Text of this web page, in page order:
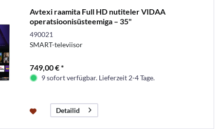
Avtexi raamita Full HD nutiteler VIDAA
operatsioonisüsteemiga – 35"
490021
SMART-televiisor
749,00 € *
9 sofort verfügbar. Lieferzeit 2-4 Tage.
Detailid